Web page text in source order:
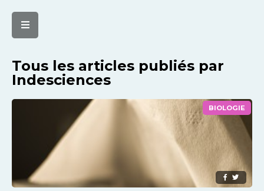
Tous les articles publiés par
Indesciences
BIOLOGIE